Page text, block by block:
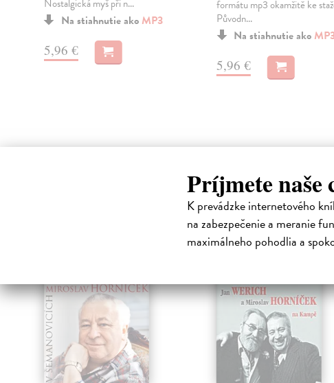
Príjmete naše
K prevádzke internetového
na zabezpečenie a meranie
maximálneho pohodlia a
Nostalgická myš při n...
Na stiahnutie ako MP3
5,96 €
formátu mp3 okamžitě ke
Původn...
Na stiahnutie ako
5,96 €